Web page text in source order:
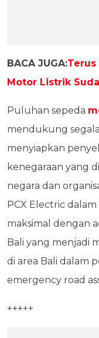
BACA JUGA:Terus
Motor Listrik
Puluhan sepeda
mendukung
menyiapkan
kenegaraan yang
negara dan
PCX Electric
maksimal dengan
Bali yang menjadi
di area Bali dalam
emergency road
+++++